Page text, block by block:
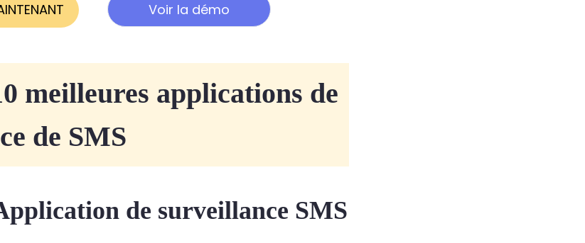
Voir la démo
meilleures applications de
de SMS
de surveillance SMS